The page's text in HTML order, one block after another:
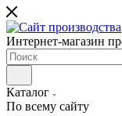
Интернет-магазин
Каталог
По всему сайту